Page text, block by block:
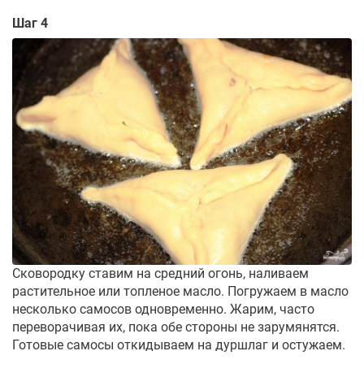
Шаг 4
Сковородку ставим на средний огонь, наливаем
растительное или топленое масло. Погружаем в масло
несколько самосов одновременно. Жарим, часто
переворачивая их, пока обе стороны не зарумянятся.
Готовые самосы откидываем на дуршлаг и остужаем.